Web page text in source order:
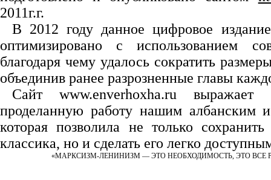
2011г.г.
В 2012 году данное цифровое
оптимизировано с использованием
благодаря чему удалось сократить
объединив ранее разрозненные главы
Сайт www.enverhoxha.ru выражает
проделанную работу нашим албанским
которая позволила не только
классика, но и сделать его легко
«МАРКСИЗМ-ЛЕНИНИЗМ — ЭТО НЕОБХОДИМОСТЬ, ЭТО